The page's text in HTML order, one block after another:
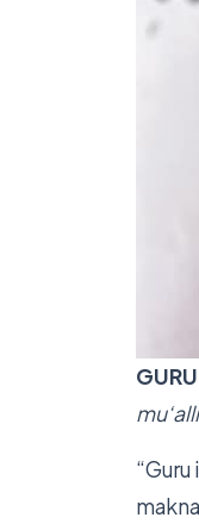
GURU